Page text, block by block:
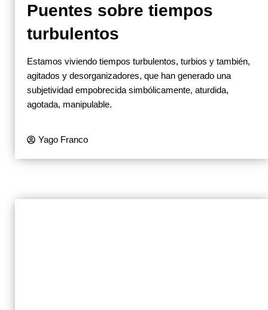
Puentes sobre tiempos
turbulentos
Estamos viviendo tiempos turbulentos, turbios y también,
agitados y desorganizadores, que han generado una
subjetividad empobrecida simbólicamente, aturdida,
agotada, manipulable.
Yago Franco